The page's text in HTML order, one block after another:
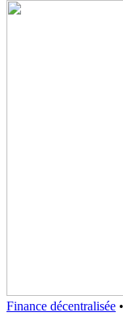
Finance décentralisée •